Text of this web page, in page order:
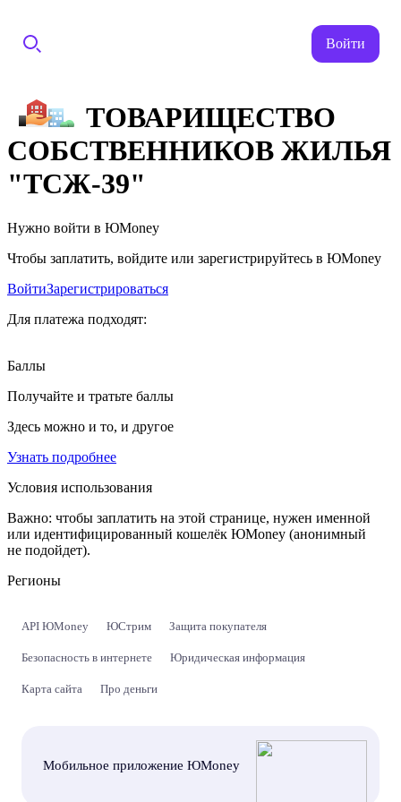
Войти
ТОВАРИЩЕСТВО
СОБСТВЕННИКОВ ЖИЛЬЯ
"ТСЖ-39"
Нужно войти в ЮMoney
Чтобы заплатить, войдите или зарегистрируйтесь в ЮMoney
ВойтиЗарегистрироваться
Для платежа подходят:
Баллы
Получайте и тратьте баллы
Здесь можно и то, и другое
Узнать подробнее
Условия использования
Важно: чтобы заплатить на этой странице, нужен именной
или идентифицированный кошелёк ЮMoney (анонимный
не подойдет).
Регионы
API ЮMoney ЮСтрим Защита покупателя
Безопасность в интернете Юридическая информация
Карта сайта Про деньги
Мобильное приложение ЮMoney